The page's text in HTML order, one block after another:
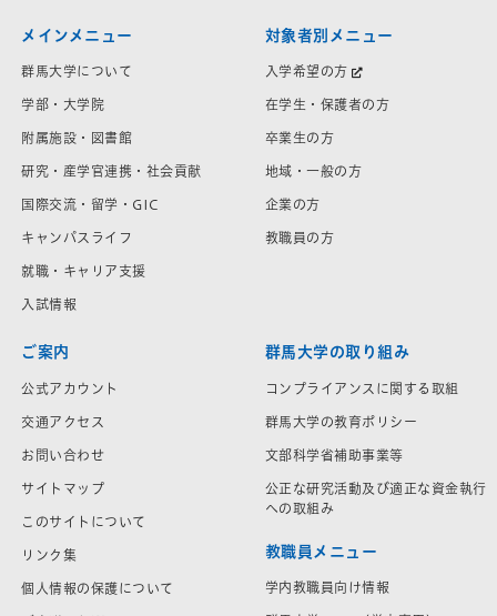
メインメニュー
群馬大学について
学部・大学院
附属施設・図書館
研究・産学官連携・社会貢献
国際交流・留学・GIC
キャンパスライフ
就職・キャリア支援
入試情報
対象者別メニュー
入学希望の方
在学生・保護者の方
卒業生の方
地域・一般の方
企業の方
教職員の方
ご案内
公式アカウント
交通アクセス
お問い合わせ
サイトマップ
このサイトについて
リンク集
個人情報の保護について
群馬大学の取り組み
コンプライアンスに関する取組
群馬大学の教育ポリシー
文部科学省補助事業等
公正な研究活動及び適正な資金執行
への取組み
教職員メニュー
学内教職員向け情報